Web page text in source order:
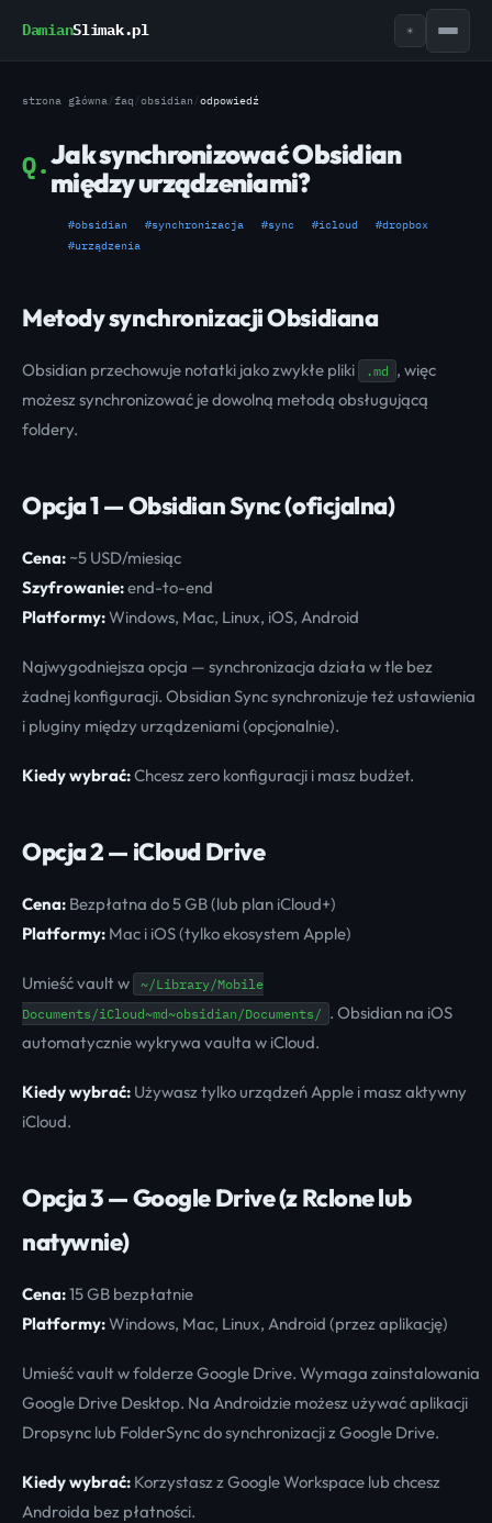
DamianSlimak.pl ☀
strona główna/faq /obsidian /odpowiedź
Q.Jak synchronizować Obsidian
między urządzeniami?
#obsidian #synchronizacja #sync #icloud
#dropbox
#urządzenia
Metody synchronizacji Obsidiana
Obsidian przechowuje notatki jako zwykłe pliki .md , więc
możesz synchronizować je dowolną metodą obsługującą
foldery.
Opcja 1 — Obsidian Sync (oficjalna)
Cena: ~5 USD/miesiąc
Szyfrowanie:end-to-end
Platformy:Windows, Mac, Linux, iOS, Android
Najwygodniejsza opcja — synchronizacja działa w tle bez
żadnej konfiguracji. Obsidian Sync synchronizuje też ustawienia
i pluginy między urządzeniami (opcjonalnie).
Kiedy wybrać:Chcesz zero konfiguracji i masz budżet.
Opcja 2 — iCloud Drive
Cena: Bezpłatna do 5 GB (lub plan iCloud+)
Platformy: Mac i iOS (tylko ekosystem Apple)
Umieść vault w
~/Library/Mobile
Documents/iCloud~md~obsidian/Documents/ . Obsidian na iOS
automatycznie wykrywa vaulta w iCloud.
Kiedy wybrać: Używasz tylko urządzeń Apple i masz aktywny
iCloud.
Opcja 3 — Google Drive (z Rclone lub
natywnie)
Cena:15 GB bezpłatnie
Platformy:Windows, Mac, Linux, Android (przez aplikację)
Umieść vault w folderze Google Drive. Wymaga zainstalowania
Google Drive Desktop. Na Androidzie możesz używać aplikacji
Dropsync lub FolderSync do synchronizacji z Google Drive.
Kiedy wybrać: Korzystasz z Google Workspace lub chcesz
Androida bez płatności.